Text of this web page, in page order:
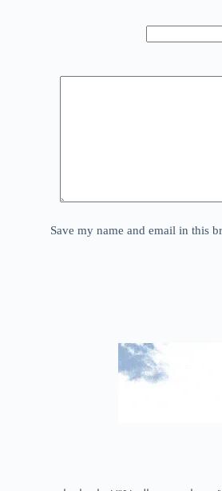
Save my name and email in this